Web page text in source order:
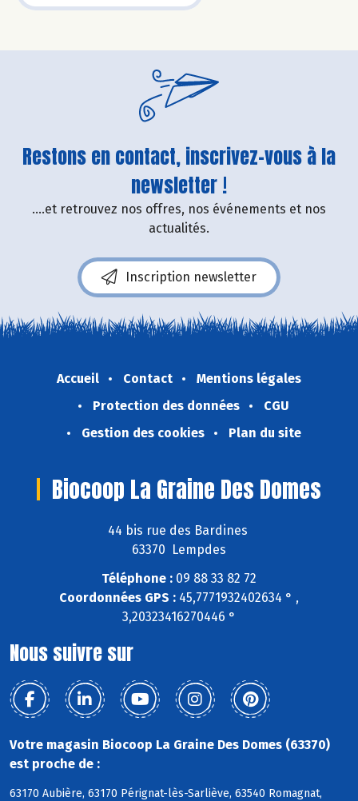
Restons en contact, inscrivez-vous à la
newsletter !
....et retrouvez nos offres, nos événements et nos
actualités.
Inscription newsletter
Accueil Contact
Mentions légales
Protection des données
CGU
Gestion des cookies
Plan du site
Biocoop La Graine Des Domes
44 bis rue des Bardines
63370 Lempdes
Téléphone : 09 88 33 82 72
Coordonnées GPS : 45,7771932402634 ° ,
3,20323416270446 °
Nous suivre sur
Votre magasin Biocoop La Graine Des Domes (63370)
est proche de :
63170 Aubière, 63170 Pérignat-lès-Sarliève, 63540 Romagnat,